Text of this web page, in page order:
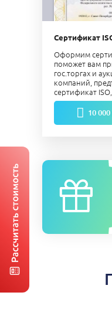
Сертификат
Оформим
поможет вам
гос.торгах и
компаний,
сертификат
10